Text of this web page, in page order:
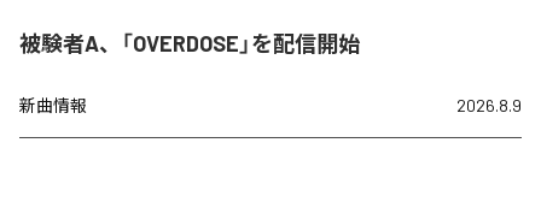
被験者A、「OVERDOSE」を配信開始
新曲情報 2026.8.9